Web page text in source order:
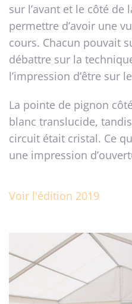
sur l’avant et le côté de
permettre d’avoir une
cours. Chacun pouvait
débattre sur la
l’impression d’être sur
La pointe de pignon
blanc translucide,
circuit était cristal. Ce
une impression
Voir l'édition 2019